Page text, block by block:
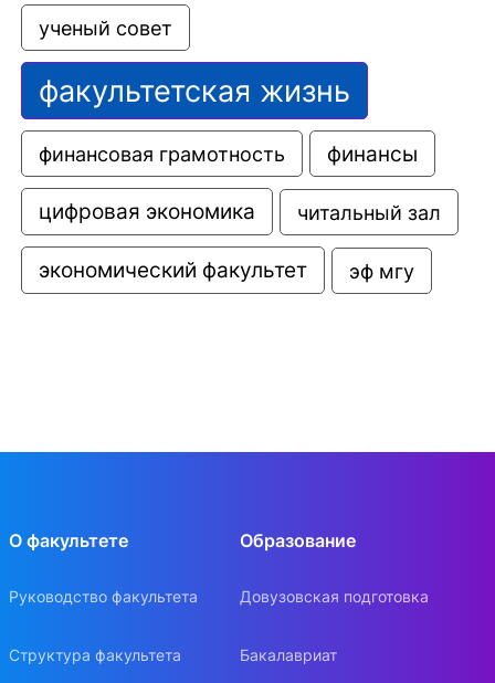
ученый совет
факультетская жизнь
финансовая грамотность финансы
цифровая экономика читальный зал
экономический факультет эф мгу
О факультете
Руководство факультета
Структура факультета
Образование
Довузовская подготовка
Бакалавриат